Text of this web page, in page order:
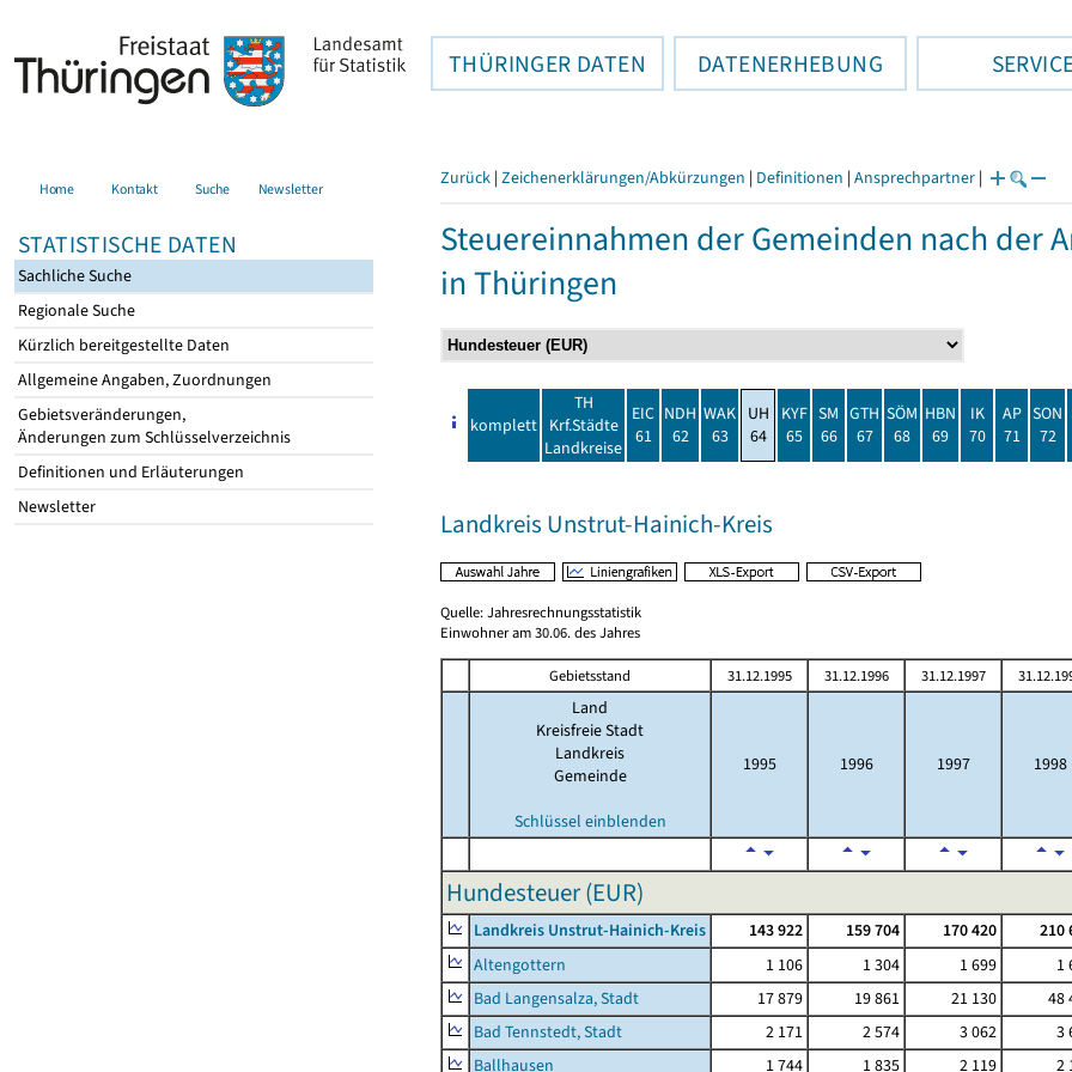
THÜRINGER DATEN DATENERHEBUNG
Home Kontakt Suche Newsletter
STATISTISCHE DATEN
Sachliche Suche
Regionale Suche
Kürzlich bereitgestellte Daten
Allgemeine Angaben, Zuordnungen
Gebietsveränderungen,
Änderungen zum Schlüsselverzeichnis
Definitionen und Erläuterungen
Newsletter
Zurück | Zeichenerklärungen/Abkürzungen | Definitionen | Ansprechpartner |
Steuereinnahmen der Gemeinden nach der
in Thüringen
komplett
TH
Krf.Städte
Landkreise
EIC
61
NDH
62
WAK
63
UH
64
KYF
65
SM
66
GTH
67
SÖM
68
HBN
69
IK
70
AP
71
SON
72
Landkreis Unstrut-Hainich-Kreis
Quelle: Jahresrechnungsstatistik
Einwohner am 30.06. des Jahres
Gebietsstand 31.12.1995 31.12.1996 31.12.1997
Land
Kreisfreie Stadt
Landkreis
Gemeinde
Schlüssel einblenden
1995 1996 1997 1998
Hundesteuer (EUR)
Landkreis Unstrut-Hainich-Kreis 143 922 159 704 170 420 210
Altengottern
1 106 1 304 1 699 1
Bad Langensalza, Stadt
17 879 19 861 21 130 48
Bad Tennstedt, Stadt
2 171 2 574 3 062 3
Ballhausen
1 744 1 835 2 119 2